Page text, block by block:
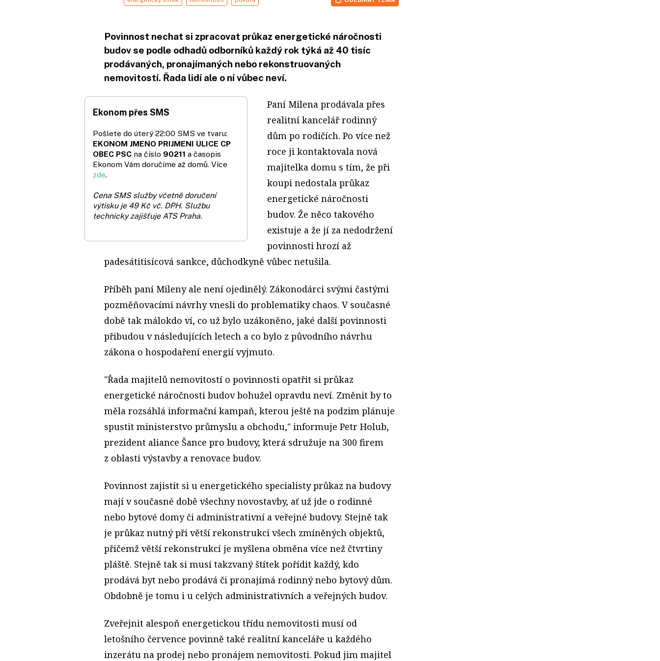
Povinnost nechat si zpracovat průkaz energetické náročnosti
budov se podle odhadů odborníků každý rok týká až 40 tisíc
prodávaných, pronajímaných nebo rekonstruovaných
nemovitostí. Řada lidí ale o ní vůbec neví.
Ekonom přes SMS
Pošlete do úterý 22:00 SMS ve tvaru:
EKONOM JMENO PRIJMENI ULICE CP
OBEC PSC na číslo 90211 a časopis
Ekonom Vám doručíme až domů. Více
zde.
Cena SMS služby včetně doručení
výtisku je 49 Kč vč. DPH. Službu
technicky zajišťuje ATS Praha.
Paní Milena prodávala přes
realitní kancelář rodinný
dům po rodičích. Po více než
roce ji kontaktovala nová
majitelka domu s tím, že při
koupi nedostala průkaz
energetické náročnosti
budov. Že něco takového
existuje a že jí za nedodržení
povinnosti hrozí až
padesátitisícová sankce, důchodkyně vůbec netušila.
Příběh paní Mileny ale není ojedinělý. Zákonodárci svými častými
pozměňovacími návrhy vnesli do problematiky chaos. V současné
době tak málokdo ví, co už bylo uzákoněno, jaké další povinnosti
přibudou v následujících letech a co bylo z původního návrhu
zákona o hospodaření energií vyjmuto.
"Řada majitelů nemovitostí o povinnosti opatřit si průkaz
energetické náročnosti budov bohužel opravdu neví. Změnit by to
měla rozsáhlá informační kampaň, kterou ještě na podzim plánuje
spustit ministerstvo průmyslu a obchodu," informuje Petr Holub,
prezident aliance Šance pro budovy, která sdružuje na 300 firem
z oblasti výstavby a renovace budov.
Povinnost zajistit si u energetického specialisty průkaz na budovy
mají v současné době všechny novostavby, ať už jde o rodinné
nebo bytové domy či administrativní a veřejné budovy. Stejně tak
je průkaz nutný při větší rekonstrukci všech zmíněných objektů,
přičemž větší rekonstrukcí je myšlena obměna více než čtvrtiny
pláště. Stejně tak si musí takzvaný štítek pořídit každý, kdo
prodává byt nebo prodává či pronajímá rodinný nebo bytový dům.
Obdobně je tomu i u celých administrativních a veřejných budov.
Zveřejnit alespoň energetickou třídu nemovitosti musí od
letošního července povinně také realitní kanceláře u každého
inzerátu na prodej nebo pronájem nemovitosti. Pokud jim majitel